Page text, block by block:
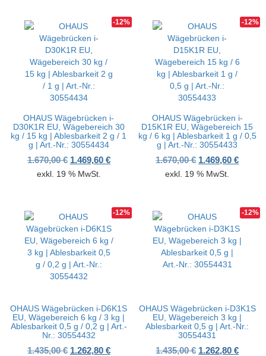
-12%
OHAUS Wägebrücken i-
D30K1R EU, Wägebereich 30
kg / 15 kg | Ablesbarkeit 2 g / 1
g | Art.-Nr.: 30554434
1.670,00€ Ursprünglicher Preis war: 1.670,00 €
1.469,60 €Aktueller Preis ist: 1.469,60 €.
exkl. 19 % MwSt.
-12%
OHAUS Wägebrücken i-
D15K1R EU, Wägebereich 15
kg / 6 kg | Ablesbarkeit 1 g / 0,5
g | Art.-Nr.: 30554433
1.670,00€ Ursprünglicher
1.469,60€
exkl. 19 % MwSt.
-12%
OHAUS Wägebrücken i-D6K1S
EU, Wägebereich 6 kg / 3 kg |
Ablesbarkeit 0,5 g / 0,2 g | Art.-
Nr.: 30554432
1.435,00€ Ursprünglicher Preis war: 1.435,00 €
1.262,80 €Aktueller Preis ist: 1.262,80 €.
-12%
OHAUS Wägebrücken i-D3K1S
EU, Wägebereich 3 kg |
Ablesbarkeit 0,5 g | Art.-Nr.:
30554431
1.435,00€ Ursprünglicher
1.262,80€